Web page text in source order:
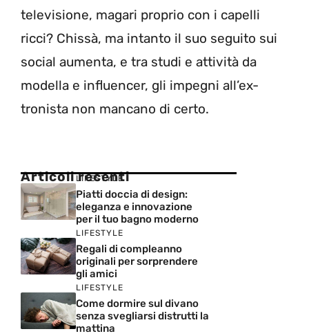
televisione, magari proprio con i capelli
ricci? Chissà, ma intanto il suo seguito sui
social aumenta, e tra studi e attività da
modella e influencer, gli impegni all’ex-
tronista non mancano di certo.
Articoli recenti
LIFESTYLE
Piatti doccia di design:
eleganza e innovazione
per il tuo bagno moderno
LIFESTYLE
Regali di compleanno
originali per sorprendere
gli amici
LIFESTYLE
Come dormire sul divano
senza svegliarsi distrutti la
mattina